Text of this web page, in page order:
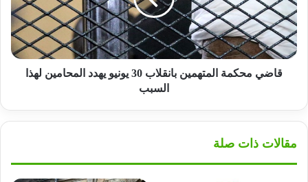
يونيو
يهدد
المحامين
لهذا
السبب
قاضي محكمة المتهمين بانقلاب 30 يونيو يهدد المحامين لهذا
السبب
مقالات ذات صلة